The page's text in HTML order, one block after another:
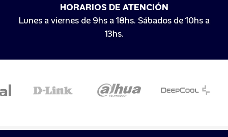
HORARIOS DE ATENCIÓN
Lunes a viernes de 9hs a 18hs. Sábados de 10hs a
13hs.